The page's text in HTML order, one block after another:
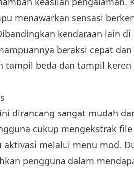
menawarkan sensasi
kendaraan lain di
beraksi cepat
tampil beda dan tampil keren
dirancang sangat mudah
cukup mengekstrak
melalui menu mod.
pengguna dalam